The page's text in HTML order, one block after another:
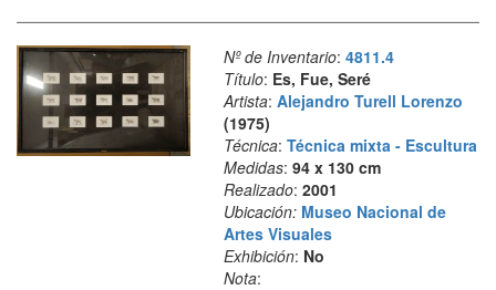
Nº de Inventario: 4811.4
Título: Es, Fue, Seré
Artista: Alejandro Turell Lorenzo
(1975)
Técnica: Técnica mixta - Escultura
Medidas: 94 x 130 cm
Realizado: 2001
Ubicación: Museo Nacional de
Artes Visuales
Exhibición: No
Nota: